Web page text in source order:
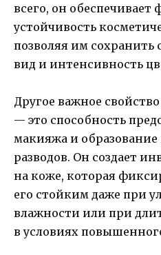
всего, он
устойчивость
позволяя им сохранить
вид и интенсивность
Другое важное
— это способность
макияжа и
разводов. Он создает
на коже, которая
его стойким даже при
влажности или при
в условиях